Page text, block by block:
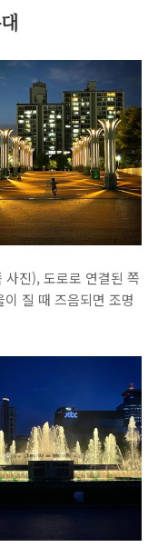
사진), 도로로 연결된 쪽
질 때 즈음되면 조명